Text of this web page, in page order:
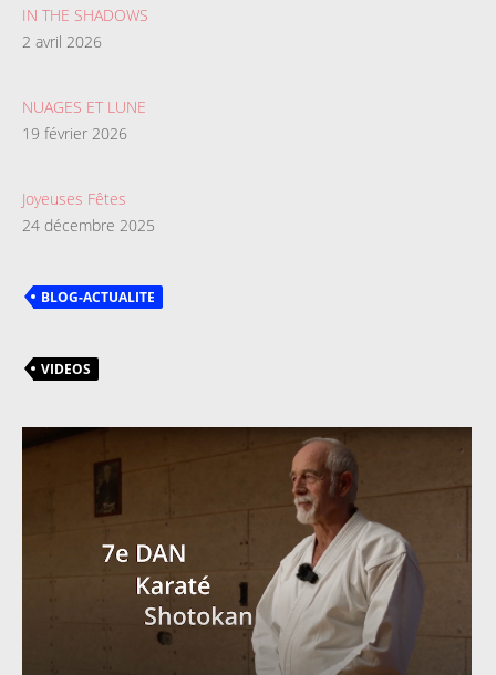
IN THE SHADOWS
2 avril 2026
NUAGES ET LUNE
19 février 2026
Joyeuses Fêtes
24 décembre 2025
BLOG-ACTUALITE
VIDEOS